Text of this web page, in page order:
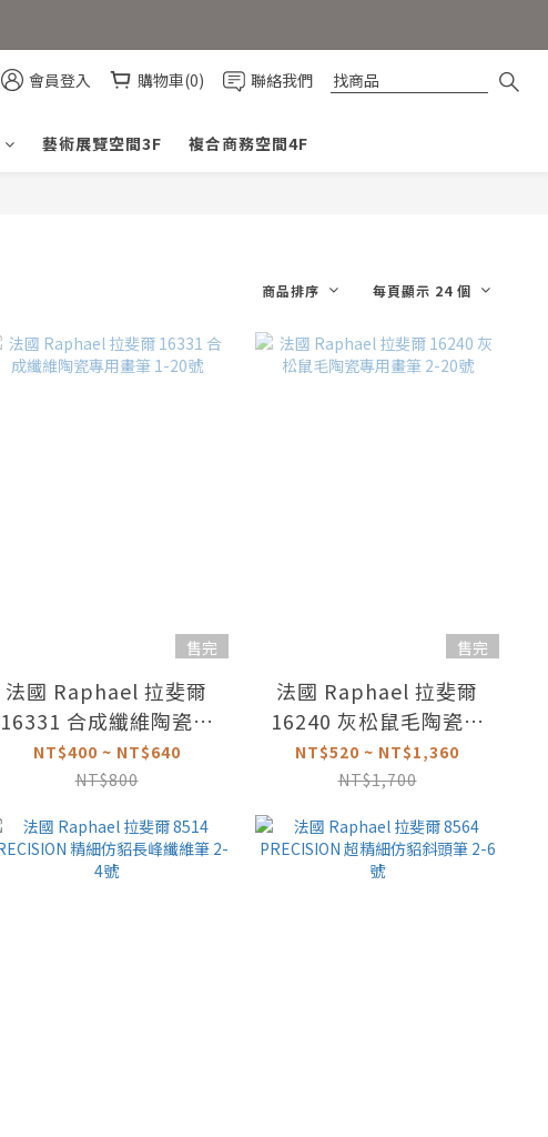
會員登入 購物車(0) 聯絡我們
藝術展覽空間3F 複合商務空間4F
商品排序 每頁顯示 24 個
售完
法國 Raphael 拉斐爾
16331 合成纖維陶瓷專
用畫筆 1-20號
NT$400 ~ NT$640
NT$800
售完
法國 Raphael 拉斐爾
16240 灰松鼠毛陶瓷專
用畫筆 2-20號
NT$520 ~ NT$1,360
NT$1,700